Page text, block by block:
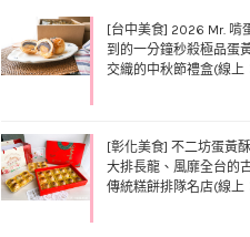
[台中美食] 2026 Mr. 啃
到的一分鐘秒殺極品蛋
交織的中秋節禮盒(線上
[彰化美食] 不二坊蛋黃
大排長龍、風靡全台的
傳統糕餅排隊名店(線上